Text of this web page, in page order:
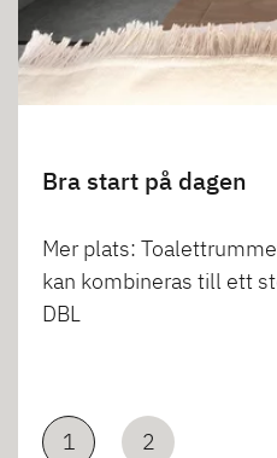
Bra start på dagen
Mer plats:
kan kombineras till ett
DBL
1 2